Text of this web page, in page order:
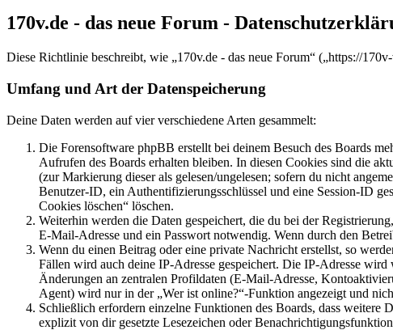
170v.de - das neue Forum -
Diese Richtlinie beschreibt, wie „170v.de - das neue Forum“ („https://
Umfang und Art der Datenspeicherung
Deine Daten werden auf vier verschiedene Arten gesammelt:
Die Forensoftware phpBB erstellt bei deinem Besuch des Boards
Aufrufen des Boards erhalten bleiben. In diesen Cookies sind die
(zur Markierung dieser als gelesen/ungelesen; sofern du nicht
Benutzer-ID, ein Authentifizierungsschlüssel und eine Session-ID
Cookies löschen“ löschen.
Weiterhin werden die Daten gespeichert, die du bei der
E-Mail-Adresse und ein Passwort notwendig. Wenn durch den
Wenn du einen Beitrag oder eine private Nachricht erstellst, so
Fällen wird auch deine IP-Adresse gespeichert. Die IP-Adresse
Änderungen an zentralen Profildaten (E-Mail-Adresse,
Agent) wird nur in der „Wer ist online?“-Funktion angezeigt und
Schließlich erfordern einzelne Funktionen des Boards, dass weitere
explizit von dir gesetzte Lesezeichen oder